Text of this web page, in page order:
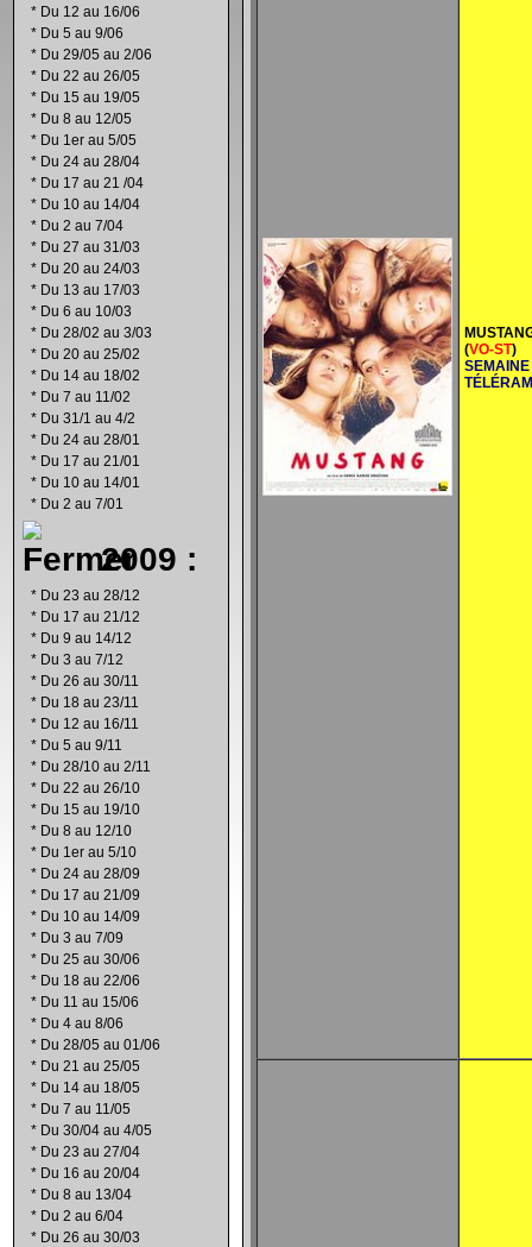
* Du 12 au 16/06
* Du 5 au 9/06
* Du 29/05 au 2/06
* Du 22 au 26/05
* Du 15 au 19/05
* Du 8 au 12/05
* Du 1er au 5/05
* Du 24 au 28/04
* Du 17 au 21 /04
* Du 10 au 14/04
* Du 2 au 7/04
* Du 27 au 31/03
* Du 20 au 24/03
* Du 13 au 17/03
* Du 6 au 10/03
* Du 28/02 au 3/03
* Du 20 au 25/02
* Du 14 au 18/02
* Du 7 au 11/02
* Du 31/1 au 4/2
* Du 24 au 28/01
* Du 17 au 21/01
* Du 10 au 14/01
* Du 2 au 7/01
2009 :
* Du 23 au 28/12
* Du 17 au 21/12
* Du 9 au 14/12
* Du 3 au 7/12
* Du 26 au 30/11
* Du 18 au 23/11
* Du 12 au 16/11
* Du 5 au 9/11
* Du 28/10 au 2/11
* Du 22 au 26/10
* Du 15 au 19/10
* Du 8 au 12/10
* Du 1er au 5/10
* Du 24 au 28/09
* Du 17 au 21/09
* Du 10 au 14/09
* Du 3 au 7/09
* Du 25 au 30/06
* Du 18 au 22/06
* Du 11 au 15/06
* Du 4 au 8/06
* Du 28/05 au 01/06
* Du 21 au 25/05
* Du 14 au 18/05
* Du 7 au 11/05
* Du 30/04 au 4/05
* Du 23 au 27/04
* Du 16 au 20/04
* Du 8 au 13/04
* Du 2 au 6/04
* Du 26 au 30/03
(VO-ST)
SEMAINE